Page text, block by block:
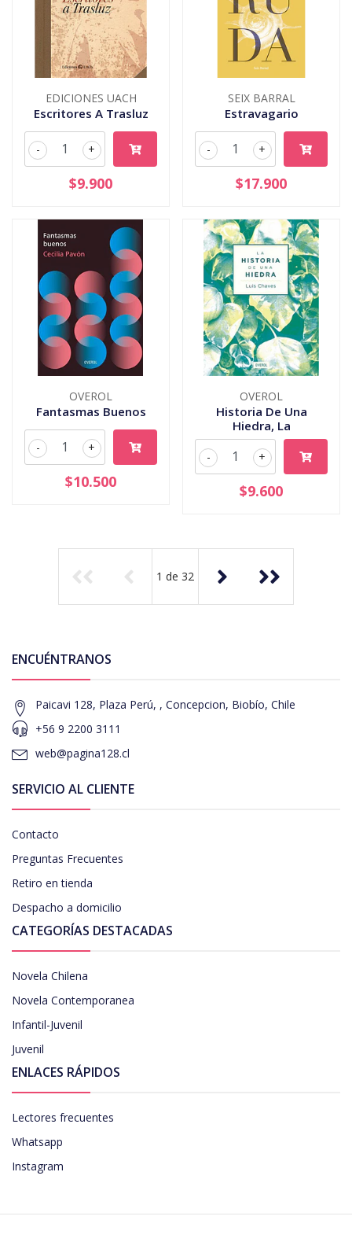
EDICIONES UACH
Escritores A Trasluz
+
-
$9.900
SEIX BARRAL
Estravagario
+
-
$17.900
OVEROL
Fantasmas Buenos
+
-
$10.500
OVEROL
Historia De Una
Hiedra, La
+
-
$9.600
1 de 32
ENCUÉNTRANOS
Paicavi 128, Plaza Perú, , Concepcion, Biobío, Chile
+56 9 2200 3111
web@pagina128.cl
SERVICIO AL CLIENTE
Contacto
Preguntas Frecuentes
Retiro en tienda
Despacho a domicilio
CATEGORÍAS DESTACADAS
Novela Chilena
Novela Contemporanea
Infantil-Juvenil
Juvenil
ENLACES RÁPIDOS
Lectores frecuentes
Whatsapp
Instagram